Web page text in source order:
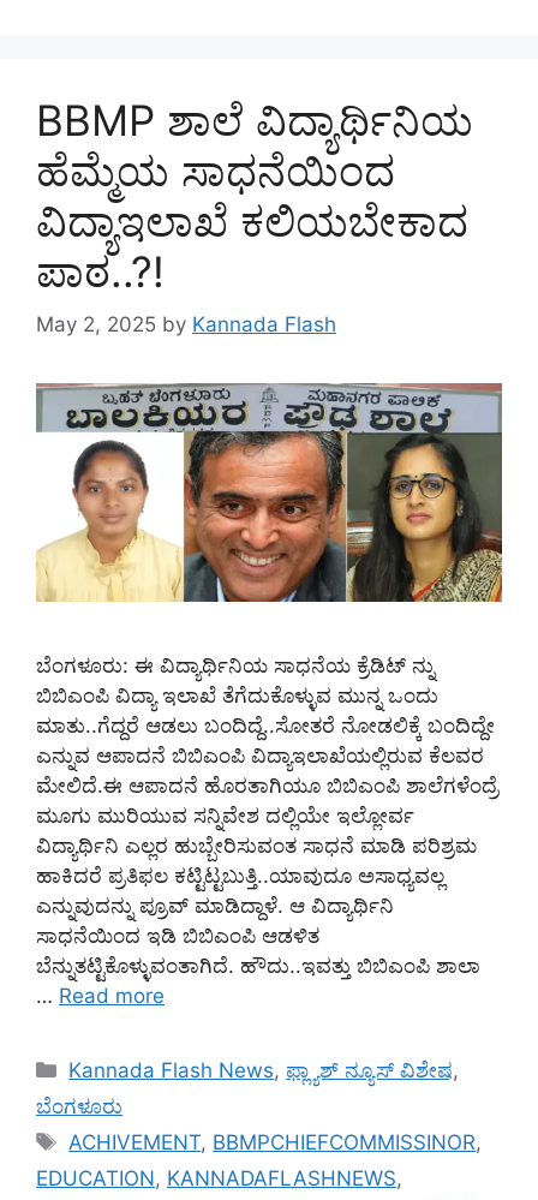
BBMP ಶಾಲೆ ವಿದ್ಯಾರ್ಥಿನಿಯ
ಹೆಮ್ಮೆಯ ಸಾಧನೆಯಿಂದ
ವಿದ್ಯಾಇಲಾಖೆ ಕಲಿಯಬೇಕಾದ
ಪಾಠ..?!
May 2, 2025 by Kannada Flash
ಬೆಂಗಳೂರು: ಈ ವಿದ್ಯಾರ್ಥಿನಿಯ ಸಾಧನೆಯ ಕ್ರೆಡಿಟ್ ನ್ನು
ಬಿಬಿಎಂಪಿ ವಿದ್ಯಾ ಇಲಾಖೆ ತೆಗೆದುಕೊಳ್ಳುವ ಮುನ್ನ ಒಂದು
ಮಾತು..ಗೆದ್ದರೆ ಆಡಲು ಬಂದಿದ್ದೆ..ಸೋತರೆ ನೋಡಲಿಕ್ಕೆ ಬಂದಿದ್ದೇ
ಎನ್ನುವ ಆಪಾದನೆ ಬಿಬಿಎಂಪಿ ವಿದ್ಯಾಇಲಾಖೆಯಲ್ಲಿರುವ ಕೆಲವರ
ಮೇಲಿದೆ.ಈ ಆಪಾದನೆ ಹೊರತಾಗಿಯೂ ಬಿಬಿಎಂಪಿ ಶಾಲೆಗಳೆಂದ್ರೆ
ಮೂಗು ಮುರಿಯುವ ಸನ್ನಿವೇಶ ದಲ್ಲಿಯೇ ಇಲ್ಲೋರ್ವ
ವಿದ್ಯಾರ್ಥಿನಿ ಎಲ್ಲರ ಹುಬ್ಬೇರಿಸುವಂತ ಸಾಧನೆ ಮಾಡಿ ಪರಿಶ್ರಮ
ಹಾಕಿದರೆ ಪ್ರತಿಫಲ ಕಟ್ಟಿಟ್ಟಬುತ್ತಿ..ಯಾವುದೂ ಅಸಾಧ್ಯವಲ್ಲ
ಎನ್ನುವುದನ್ನು ಪ್ರೂವ್ ಮಾಡಿದ್ದಾಳೆ. ಆ ವಿದ್ಯಾರ್ಥಿನಿ
ಸಾಧನೆಯಿಂದ ಇಡಿ ಬಿಬಿಎಂಪಿ ಆಡಳಿತ
ಬೆನ್ನುತಟ್ಟಿಕೊಳ್ಳುವಂತಾಗಿದೆ. ಹೌದು..ಇವತ್ತು ಬಿಬಿಎಂಪಿ ಶಾಲಾ
… Read more
Categories
Kannada Flash News, ಫ್ಲ್ಯಾಶ್ ನ್ಯೂಸ್ ವಿಶೇಷ,
ಬೆಂಗಳೂರು
Tags
ACHIVEMENT, BBMPCHIEFCOMMISSINOR,
EDUCATION, KANNADAFLASHNEWS,